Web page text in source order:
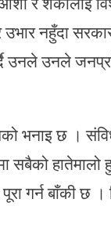
र उभार नहुँदा
उनले उनले
भनाइ छ ।
सबैको हातेमालो
गर्न बाँकी छ